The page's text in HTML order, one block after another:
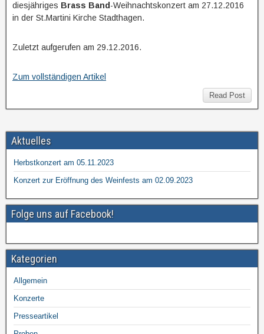
diesjähriges Brass Band -Weihnachtskonzert am 27.12.2016
in der St.Martini Kirche Stadthagen.
Zuletzt aufgerufen am 29.12.2016.
Zum vollständigen Artikel
Read Post
Aktuelles
Herbstkonzert am 05.11.2023
Konzert zur Eröffnung des Weinfests am 02.09.2023
Folge uns auf Facebook!
Kategorien
Allgemein
Konzerte
Presseartikel